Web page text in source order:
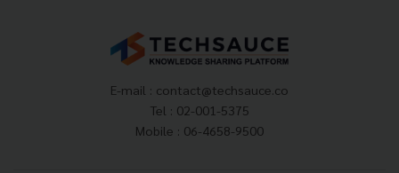
E-mail : contact@techsauce.co
Tel : 02-001-5375
Mobile : 06-4658-9500